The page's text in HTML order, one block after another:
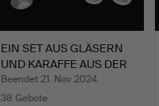
EIN SET AUS GLÄSERN
UND KARAFFE AUS DER
SA…
Beendet 21. Nov 2024
38 Gebote